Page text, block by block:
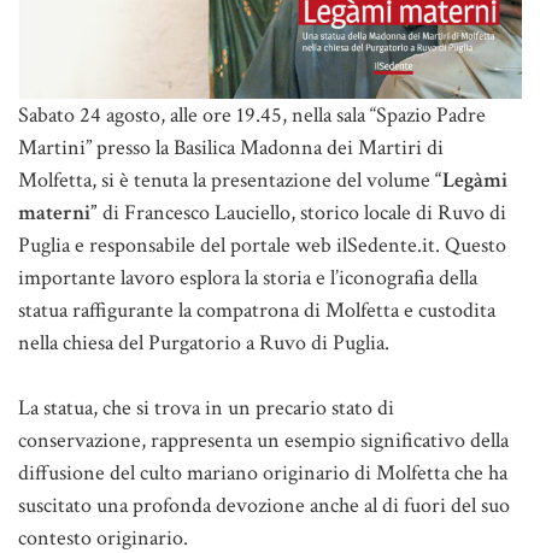
Sabato 24 agosto, alle ore 19.45, nella sala “Spazio Padre
Martini” presso la Basilica Madonna dei Martiri di
Molfetta, si è tenuta la presentazione del volume “Legàmi
materni” di Francesco Lauciello, storico locale di Ruvo di
Puglia e responsabile del portale web ilSedente.it. Questo
importante lavoro esplora la storia e l’iconografia della
statua raffigurante la compatrona di Molfetta e custodita
nella chiesa del Purgatorio a Ruvo di Puglia.
La statua, che si trova in un precario stato di
conservazione, rappresenta un esempio significativo della
diffusione del culto mariano originario di Molfetta che ha
suscitato una profonda devozione anche al di fuori del suo
contesto originario.